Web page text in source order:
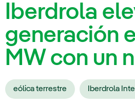
Iberdrola
generación
MW con un
eólica terrestre Iberdrola